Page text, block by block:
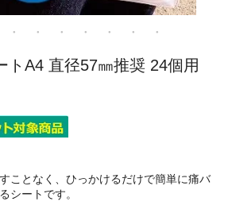
トA4 直径57㎜推奨 24個用
ことなく、ひっかけるだけで簡単に痛バ
シートです。